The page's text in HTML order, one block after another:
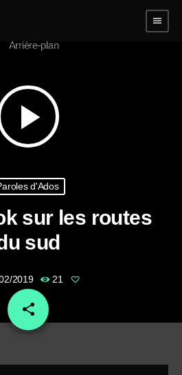
menu
play_arrow
d'Ados
sur les routes
sud
2019 21
share
email